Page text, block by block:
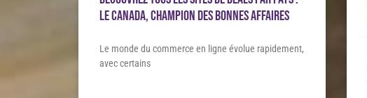
Le Canada, champion des bonnes affaires
Le monde du commerce en ligne évolue rapidement,
avec certains